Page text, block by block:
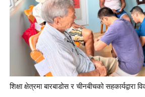
शिक्षा क्षेत्रमा बारबाडोस र चीनबीचको सहकार्यद्वारा